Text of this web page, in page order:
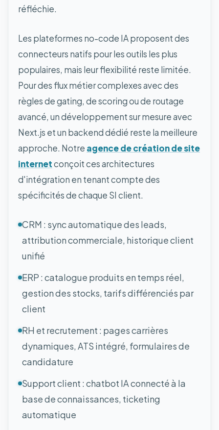
réfléchie.
Les plateformes no-code IA proposent des
connecteurs natifs pour les outils les plus
populaires, mais leur flexibilité reste limitée.
Pour des flux métier complexes avec des
règles de gating, de scoring ou de routage
avancé, un développement sur mesure avec
Next.js et un backend dédié reste la meilleure
approche. Notre agence de création de site
internetconçoit ces architectures
d'intégration en tenant compte des
spécificités de chaque SI client.
CRM : sync automatique des leads,
attribution commerciale, historique client
unifié
ERP : catalogue produits en temps réel,
gestion des stocks, tarifs différenciés par
client
RH et recrutement : pages carrières
dynamiques, ATS intégré, formulaires de
candidature
Support client : chatbot IA connecté à la
base de connaissances, ticketing
automatique